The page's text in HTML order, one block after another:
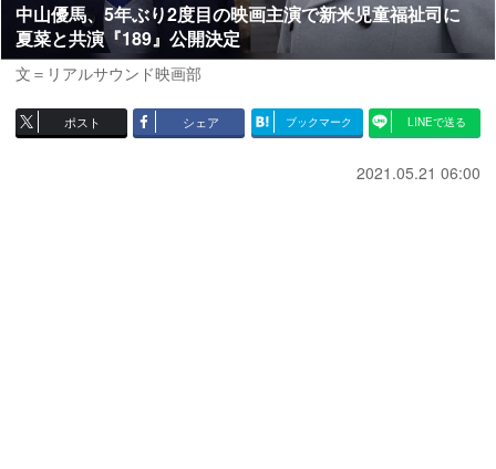
中山優馬、5年ぶり2度目の映画主演で新米児童福祉司に
夏菜と共演『189』公開決定
文＝リアルサウンド映画部
ポスト シェア ブックマーク LINEで送る
2021.05.21 06:00